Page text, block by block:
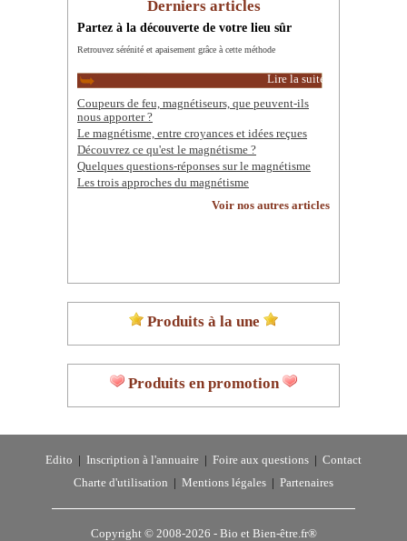
Derniers articles
Partez à la découverte de votre lieu sûr
Retrouvez sérénité et apaisement grâce à cette méthode
Lire la suite
Coupeurs de feu, magnétiseurs, que peuvent-ils
nous apporter ?
Le magnétisme, entre croyances et idées reçues
Découvrez ce qu'est le magnétisme ?
Quelques questions-réponses sur le magnétisme
Les trois approches du magnétisme
Voir nos autres articles
Produits à la une
Produits en promotion
Edito Inscription à l'annuaire Foire aux questions
Contact
Charte d'utilisation
Mentions légales Partenaires
Copyright © 2008-2026 - Bio et Bien-être.fr®